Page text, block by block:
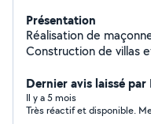
Présentation
Réalisation de
Construction de villas
Peinture - Soudure et
de pétanque. Travaux
aménagement d'allées.
Dernier avis laissé
Il y a 5 mois
Très réactif et disponible.